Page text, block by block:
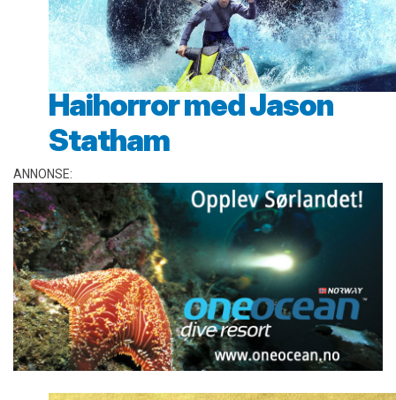
Haihorror med Jason
Statham
ANNONSE: